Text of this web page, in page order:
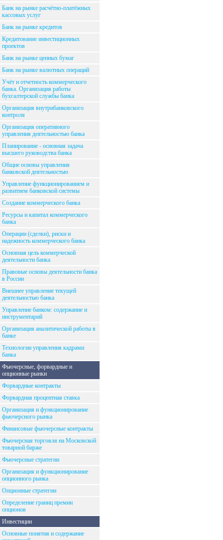
Банк на рынке расчётно-платёжных
кассовых услуг
Банк на рынке кредитов
Кредитование инвестиционных
проектов
Банк на рынке ценных бумаг
Банк на рынке валютных операций
Учёт и отчетность коммерческого
банка. Организация работы
бухгалтерской службы банка
Организация внутрибанковского
контроля
Организация оперативного
управления деятельностью банка
Планирование - основная задача
высшего руководства банка
Общие основы управления
банковской деятельностью
Управление функционированием и
развитием банковской системы
Создание коммерческого банка
Ресурсы и капитал коммерческого
банка
Операции (сделки), риски и
надежность коммерческого банка
Основная цель коммерческой
деятельности банка
Правовые основы деятельности банка
в России
Внешнее управление текущей
деятельностью банка
Управление банком: содержание и
инструментарий
Организация аналитической работы в
банке
Технологии управления кадрами
банка
Фьючерсные, форвардные и
опционные рынки
Форвардные контракты
Форвардная процентная ставка
Организация и функционирование
фьючерсного рынка
Финансовые фьючерсные контракты
Фьючерсная торговля на Московской
товарной бирже
Фьючерсные стратегии
Организация и функционирование
опционного рынка
Опционные стратегии
Определение границ премии
опционов
Инвестиции
Основные понятия и содержание